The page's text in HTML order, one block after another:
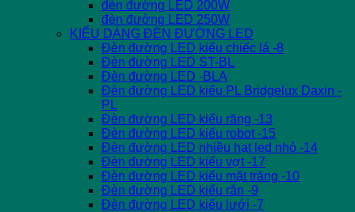
đèn đường LED 200W
đèn đường LED 250W
KIỂU DÁNG ĐÈN ĐƯỜNG LED
Đèn đường LED kiểu chiếc lá -8
Đèn đường LED ST-BL
Đèn đường LED -BLA
Đèn đường LED kiểu PL Bridgelux Daxin -
PL
Đèn đường LED kiểu răng -13
Đèn đường LED kiểu robot -15
Đèn đường LED nhiều hạt led nhỏ -14
Đèn đường LED kiểu vợt -17
Đèn đường LED kiểu mặt trăng -10
Đèn đường LED kiểu rắn -9
Đèn đường LED kiểu lưới -7